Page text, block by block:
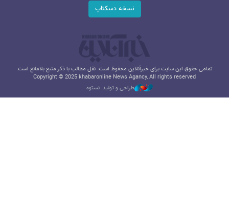
نسخه دسکتاپ
تمامی حقوق این سایت برای خبرآنلاین محفوظ است. نقل مطالب با ذکر منبع بلامانع است.
Copyright © 2025 khabaronline News Agancy, All rights reserved
طراحی و تولید: نستوه